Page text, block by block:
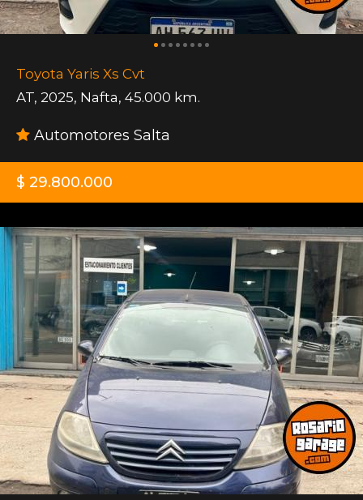
Toyota Yaris Xs Cvt
AT, 2025, Nafta, 45.000 km.
Automotores Salta
$ 29.800.000